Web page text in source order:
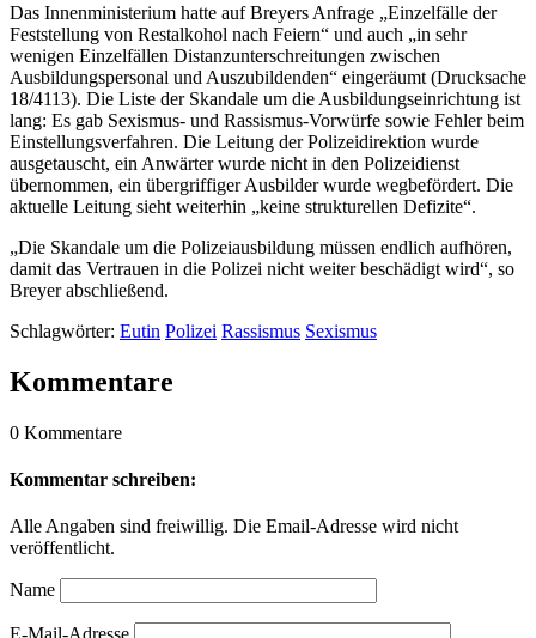
Das Innenministerium hatte auf Breyers Anfrage „Einzelfälle der
Feststellung von Restalkohol nach Feiern“ und auch „in sehr
wenigen Einzelfällen Distanzunterschreitungen zwischen
Ausbildungspersonal und Auszubildenden“ eingeräumt (Drucksache
18/4113). Die Liste der Skandale um die Ausbildungseinrichtung ist
lang: Es gab Sexismus- und Rassismus-Vorwürfe sowie Fehler beim
Einstellungsverfahren. Die Leitung der Polizeidirektion wurde
ausgetauscht, ein Anwärter wurde nicht in den Polizeidienst
übernommen, ein übergriffiger Ausbilder wurde wegbefördert. Die
aktuelle Leitung sieht weiterhin „keine strukturellen Defizite“.
„Die Skandale um die Polizeiausbildung müssen endlich aufhören,
damit das Vertrauen in die Polizei nicht weiter beschädigt wird“, so
Breyer abschließend.
Schlagwörter: Eutin Polizei Rassismus Sexismus
Kommentare
0 Kommentare
Kommentar schreiben:
Alle Angaben sind freiwillig. Die Email-Adresse wird nicht
veröffentlicht.
Name